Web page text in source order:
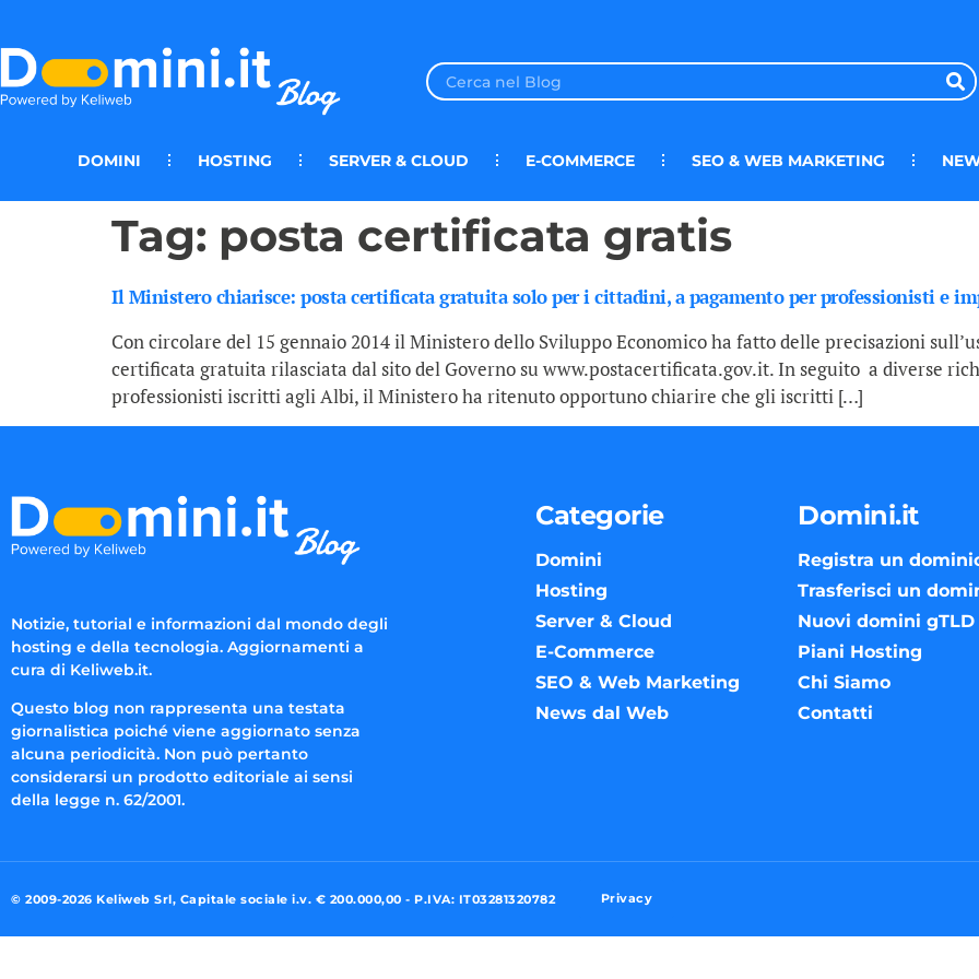
DOMINI HOSTING SERVER & CLOUD E-COMMERCE SEO & WEB MARKETING
Tag: posta certificata gratis
Il Ministero chiarisce: posta certificata gratuita solo per i cittadini, a pagamento per professionisti e
Con circolare del 15 gennaio 2014 il Ministero dello Sviluppo Economico ha fatto delle precisazioni
certificata gratuita rilasciata dal sito del Governo su www.postacertificata.gov.it. In seguito a diverse
professionisti iscritti agli Albi, il Ministero ha ritenuto opportuno chiarire che gli iscritti […]
Notizie, tutorial e informazioni dal mondo degli
hosting e della tecnologia. Aggiornamenti a
cura di Keliweb.it.
Questo blog non rappresenta una testata
giornalistica poiché viene aggiornato senza
alcuna periodicità. Non può pertanto
considerarsi un prodotto editoriale ai sensi
della legge n. 62/2001.
Categorie
Domini
Hosting
Server & Cloud
E-Commerce
SEO & Web Marketing
News dal Web
Domini.it
Registra un
Trasferisci un
Nuovi domini gTLD
Piani Hosting
Chi Siamo
Contatti
© 2009-2026 Keliweb Srl, Capitale sociale i.v. € 200.000,00 - P.IVA: IT03281320782 Privacy